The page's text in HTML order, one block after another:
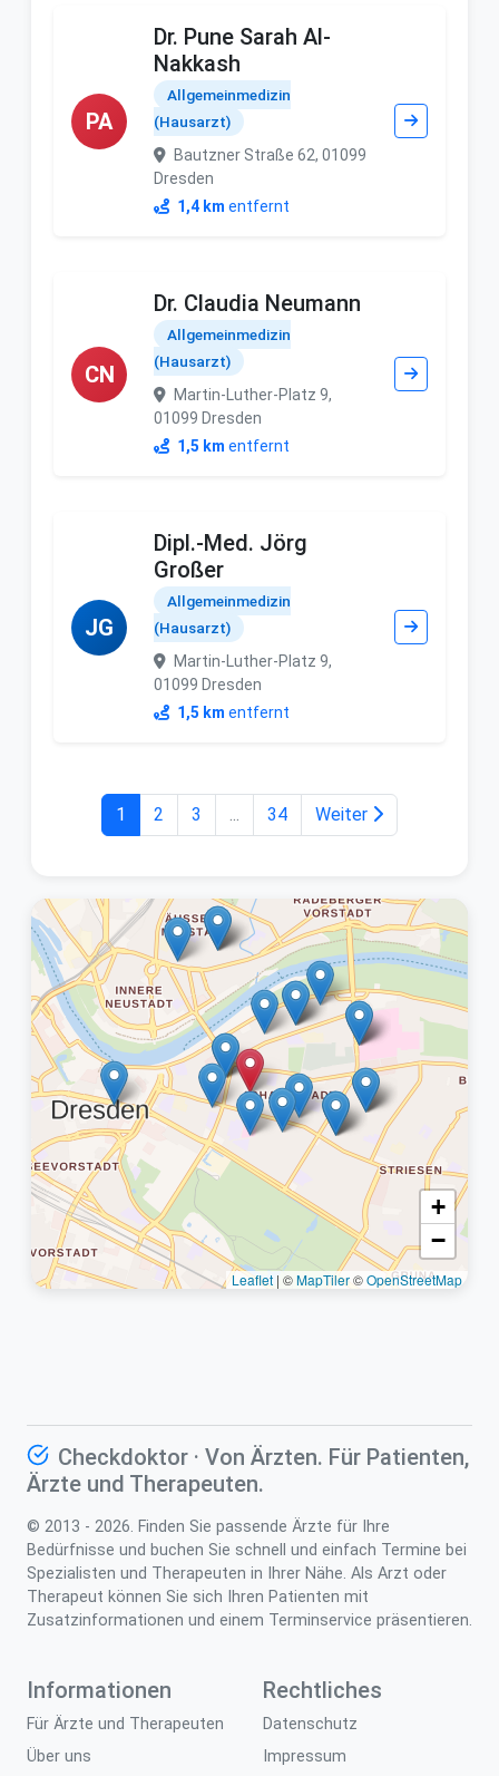
PA
Dr. Pune Sarah Al-
Nakkash
Allgemeinmedizin
(Hausarzt)
Bautzner Straße 62, 01099
Dresden
1,4 km entfernt
CN
Dr. Claudia Neumann
Allgemeinmedizin
(Hausarzt)
Martin-Luther-Platz 9,
01099 Dresden
1,5 km entfernt
JG
Dipl.-Med. Jörg
Großer
Allgemeinmedizin
(Hausarzt)
Martin-Luther-Platz 9,
01099 Dresden
1,5 km entfernt
1 2 3 ... 34 Weiter
+
−
Leaflet | ©MapTiler©OpenStreetMap
Checkdoktor · Von Ärzten. Für Patienten,
Ärzte und Therapeuten.
© 2013 - 2026. Finden Sie passende Ärzte für Ihre
Bedürfnisse und buchen Sie schnell und einfach Termine bei
Spezialisten und Therapeuten in Ihrer Nähe. Als Arzt oder
Therapeut können Sie sich Ihren Patienten mit
Zusatzinformationen und einem Terminservice präsentieren.
Informationen
Für Ärzte und Therapeuten
Über uns
Rechtliches
Datenschutz
Impressum